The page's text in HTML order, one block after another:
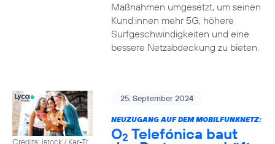
Maßnahmen umgesetzt, um seinen
Kund:innen mehr 5G, höhere
Surfgeschwindigkeiten und eine
bessere Netzabdeckung zu bieten.
Credits: istock / Kar-Tr
25. September 2024
NEUZUGANG AUF DEM MOBILFUNKNETZ:
O2 Telefónica baut